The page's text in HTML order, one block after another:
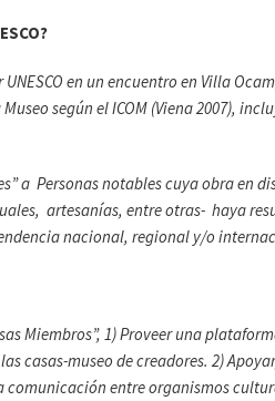
en un encuentro en Villa
según el ICOM (Viena 2007),
a Personas notables cuya obra
artesanías, entre otras- haya
nacional, regional y/o
Miembros”, 1)Proveer una
casas-museo de creadores. 2)
comunicación entre organismos